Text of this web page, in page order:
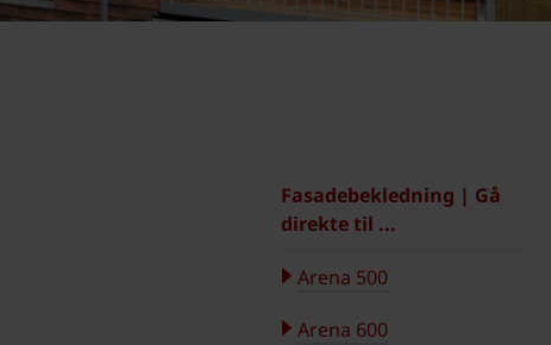
Fasadebekledning | Gå
direkte til ...
Arena 500
Arena 600